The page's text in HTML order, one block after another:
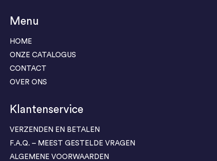
Menu
HOME
ONZE CATALOGUS
CONTACT
OVER ONS
Klantenservice
VERZENDEN EN BETALEN
F.A.Q. – MEEST GESTELDE VRAGEN
ALGEMENE VOORWAARDEN